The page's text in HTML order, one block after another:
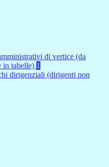
di vertice (da
in tabelle) 1
dirigenziali (dirigenti non